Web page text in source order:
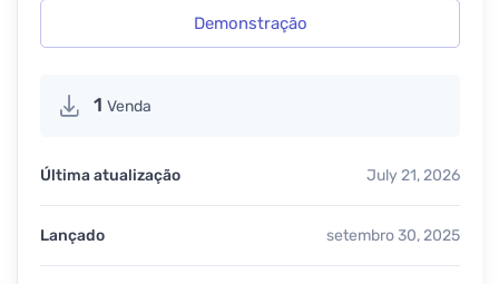
Demonstração
1 Venda
Última atualização July 21, 2026
Lançado setembro 30, 2025